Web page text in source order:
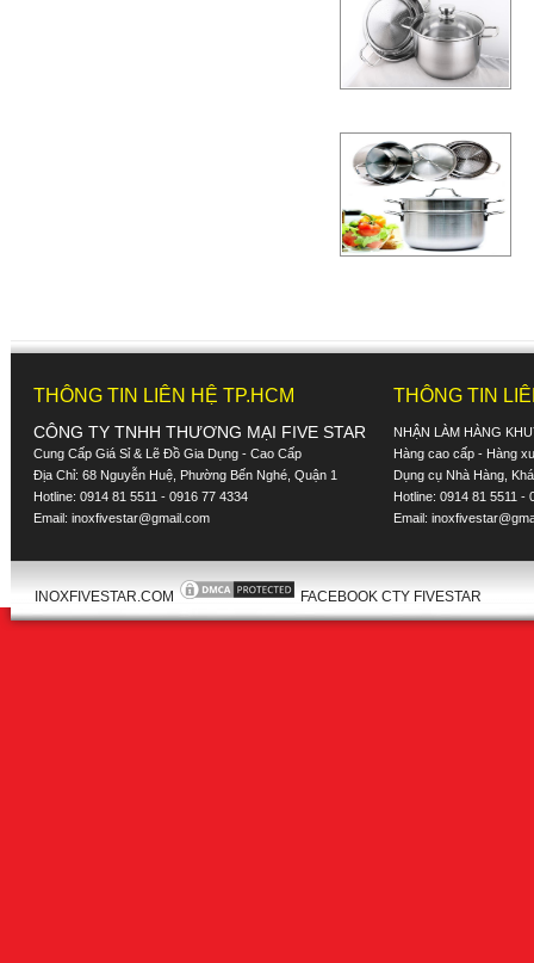
THÔNG TIN LIÊN HỆ TP.HCM
CÔNG TY TNHH THƯƠNG MẠI FIVE STAR
Cung Cấp Giá Sỉ & Lẽ Đồ Gia Dụng - Cao Cấp
Địa Chỉ: 68 Nguyễn Huệ, Phường Bến Nghé, Quận 1
Hotline: 0914 81 5511 - 0916 77 4334
Email: inoxfivestar@gmail.com
THÔNG TIN
NHẬN LÀM HÀNG
Hàng cao cấp - Hàng
Dụng cụ Nhà Hàng,
Hotline: 0914 81 5511 -
Email:
INOXFIVESTAR.COM FACEBOOK CTY FIVESTAR